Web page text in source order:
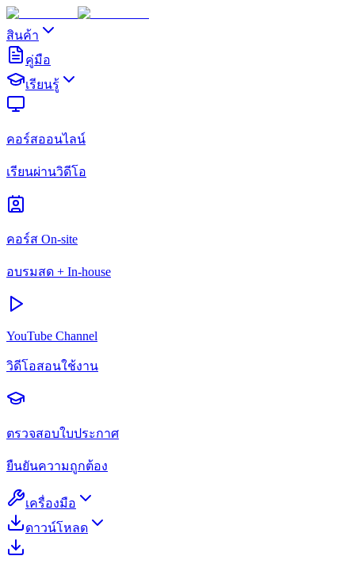
สินค้า
คู่มือ
เรียนรู้
คอร์สออนไลน์
เรียนผ่านวิดีโอ
คอร์ส On-site
อบรมสด + In-house
YouTube Channel
วิดีโอสอนใช้งาน
ตรวจสอบใบประกาศ
ยืนยันความถูกต้อง
เครื่องมือ
ดาวน์โหลด